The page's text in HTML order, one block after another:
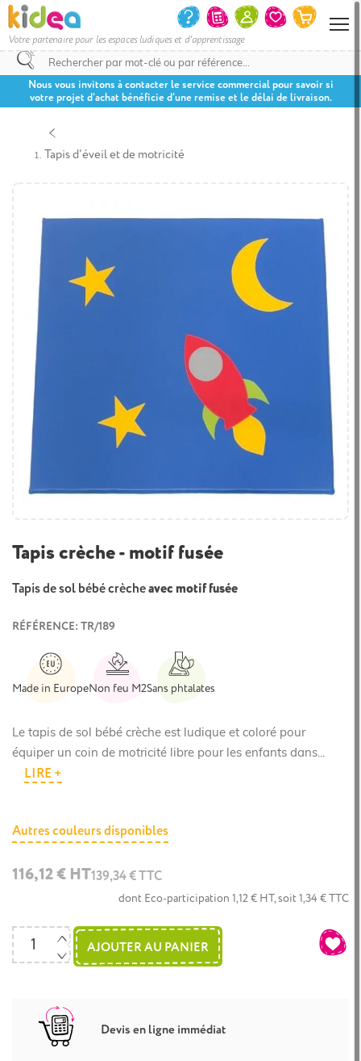
Votre partenaire pour les espaces ludiques et d'apprentissage
Nous vous invitons à contacter le service commercial pour savoir si
votre projet d’achat bénéficie d’une remise et le délai de livraison.
Tapis d'éveil et de motricité
Tapis crèche - motif fusée
Tapis de sol bébé crècheavec motif fusée
RÉFÉRENCE: TR/189
Made in EuropeNon feu M2Sans phtalates
Le tapis de sol bébé crèche est ludique et coloré pour
équiper un coin de motricité libre pour les enfants dans...
LIRE +
Autres couleurs disponibles
116,12 € HT139,34 € TTC
dont Eco-participation 1,12 € HT, soit 1,34 € TTC
AJOUTER AU PANIER
Devis en ligne immédiat